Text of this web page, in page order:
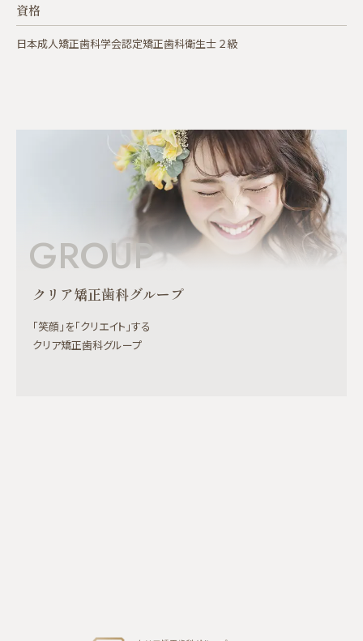
資格
日本成人矯正歯科学会認定矯正歯科衛生士 ２級
GROUP
クリア矯正歯科グループ
「笑顔」を「クリエイト」する
クリア矯正歯科グループ